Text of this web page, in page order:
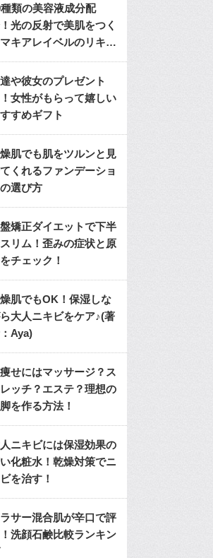
類の美容液成分配
光の反射で美肌をつく
キアレイベルのリキッ
ァンデ
や彼女のプレゼント
女性がもらって嬉しい
すめギフト
肌でも肌をツルンと見
くれるファンデーショ
選び方
矯正ダイエットで下半
リム！歪みの症状と原
チェック！
肌でもOK！保湿しな
大人ニキビをケア♪(著
Aya)
せにはマッサージ？ス
レッチ？エステ？理想の
を作る方法！
ニキビには保湿効果の
化粧水！乾燥対策でニ
を治す！
サー混合肌が辛口で評
洗顔石鹸比較ランキン